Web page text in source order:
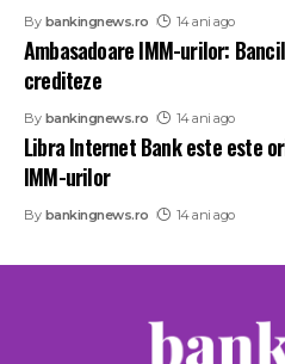
By bankingnews.ro 14 ani ago
Ambasadoare IMM-urilor:
crediteze
By bankingnews.ro 14 ani ago
Libra Internet Bank este este
IMM-urilor
By bankingnews.ro 14 ani ago